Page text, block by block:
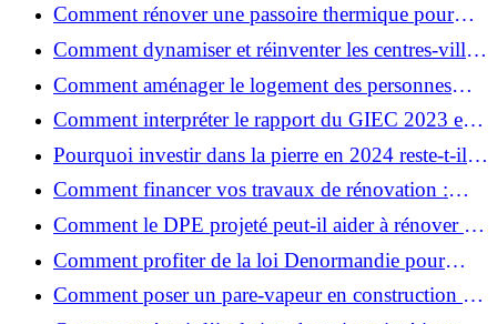
Comment rénover une passoire thermique pour
une maison durable ?
Comment dynamiser et réinventer les centres-villes
avec Action Cœur de Ville ?
Comment aménager le logement des personnes
âgées et obtenir des aides financières ?
Comment interpréter le rapport du GIEC 2023 et
en retenir l'essentiel ?
Pourquoi investir dans la pierre en 2024 reste-t-il
un choix sûr ?
Comment financer vos travaux de rénovation :
aides, prêts et solutions pratiques ?
Comment le DPE projeté peut-il aider à rénover et
valoriser votre bien ?
Comment profiter de la loi Denormandie pour
investir dans l'ancien et défiscaliser ?
Comment poser un pare-vapeur en construction et
rénovation : rôle et erreurs à éviter?